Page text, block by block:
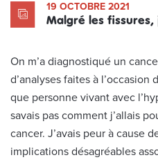
19 OCTOBRE 2021
Malgré les fissures,
On m’a diagnostiqué un
d’analyses faites à l’occasion
que personne vivant avec
savais pas comment j’allais
cancer. J’avais peur à cause
implications désagréables